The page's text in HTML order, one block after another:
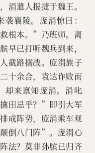
涓遣人报捷于魏王。
襄陵。庞涓惊曰：
根本。”乃班师。离
早已打听魏兵到来，
截路搦战。庞涓族子
十余合，袁达诈败而
却来禀知庞涓。涓叱
田忌乎？”即引大军
成阵势，庞涓乘车观
倒八门阵”。庞涓心
法？莫非孙膑已归齐